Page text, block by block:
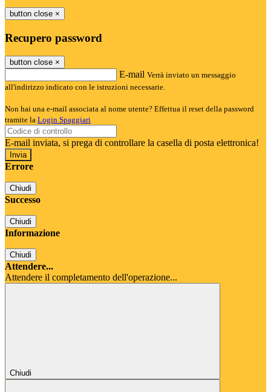
button close ×
Recupero password
button close ×
E-mail Verrà inviato un messaggio
all'indirizzo indicato con le istruzioni necessarie.
Non hai una e-mail associata al nome utente? Effettua il reset della password
tramite la Login Spaggiari
E-mail inviata, si prega di controllare la casella di posta elettronica!
Errore
Chiudi
Successo
Chiudi
Informazione
Chiudi
Attendere...
Attendere il completamento dell'operazione...
Chiudi